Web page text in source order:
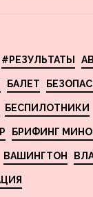
#РЕЗУЛЬТАТЫ
БАЛЕТ
БЕСПИЛОТНИКИ
БРИФИНГ
ВАШИНГТОН